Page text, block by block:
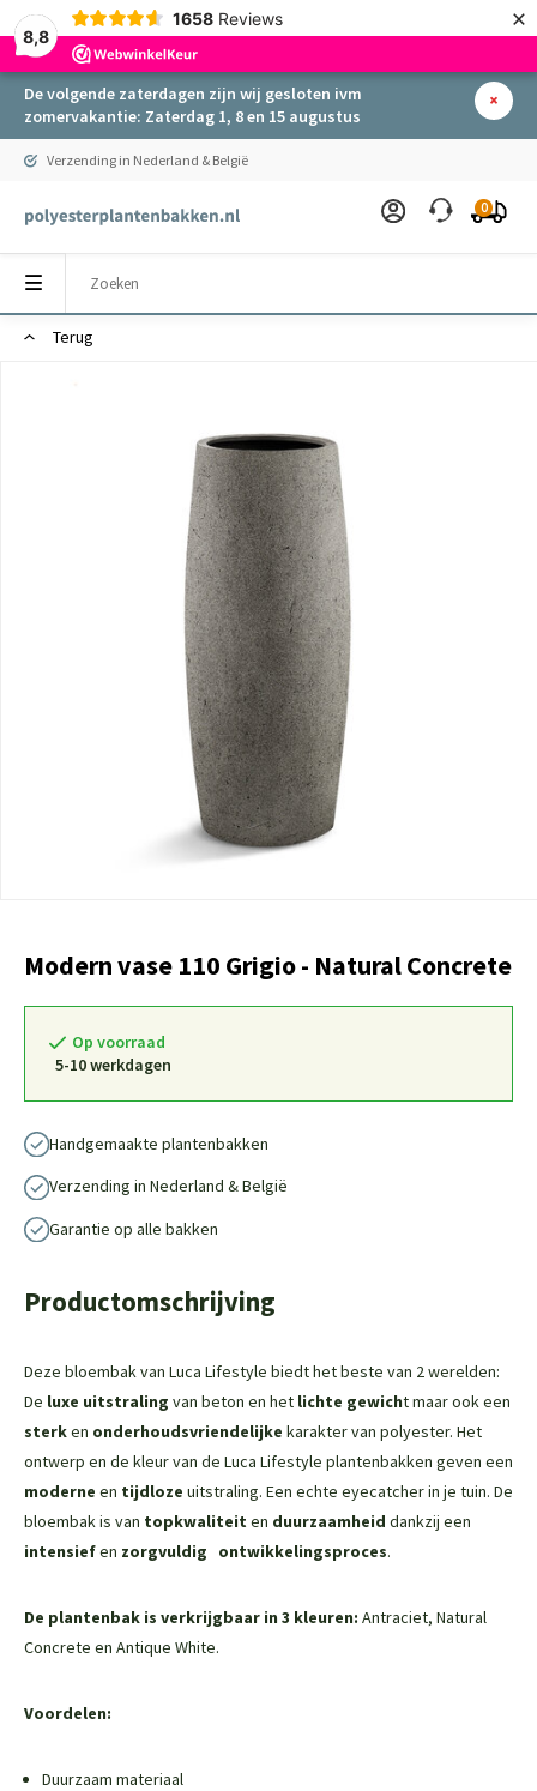
8,8
1658 Reviews ×
De volgende zaterdagen zijn wij gesloten ivm
zomervakantie: Zaterdag 1, 8 en 15 augustus
Verzending in Nederland & België
0
Terug
Modern vase 110 Grigio - Natural Concrete
Op voorraad
5-10 werkdagen
Handgemaakte plantenbakken
Verzending in Nederland & België
Garantie op alle bakken
Productomschrijving
Deze bloembak van Luca Lifestyle biedt het beste van 2 werelden:
De luxe uitstraling van beton en het lichte gewicht maar ook een
sterken onderhoudsvriendelijke karakter van polyester. Het
ontwerp en de kleur van de Luca Lifestyle plantenbakken geven een
moderne en tijdloze uitstraling. Een echte eyecatcher in je tuin. De
bloembak is van topkwaliteit en duurzaamheid dankzij een
intensiefen zorgvuldig ontwikkelingsproces.
De plantenbak is verkrijgbaar in 3 kleuren: Antraciet, Natural
Concrete en Antique White.
Voordelen:
Duurzaam materiaal